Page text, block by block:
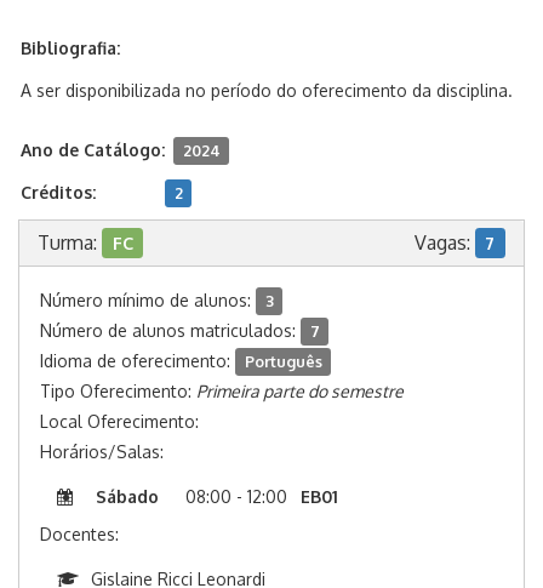
Bibliografia:
A ser disponibilizada no período do oferecimento da disciplina.
Ano de Catálogo: 2024
Créditos: 2
Turma: FC Vagas: 7
Número mínimo de alunos: 3
Número de alunos matriculados: 7
Idioma de oferecimento: Português
Tipo Oferecimento: Primeira parte do semestre
Local Oferecimento:
Horários/Salas:
Sábado 08:00 - 12:00
EB01
Docentes:
Gislaine Ricci Leonardi